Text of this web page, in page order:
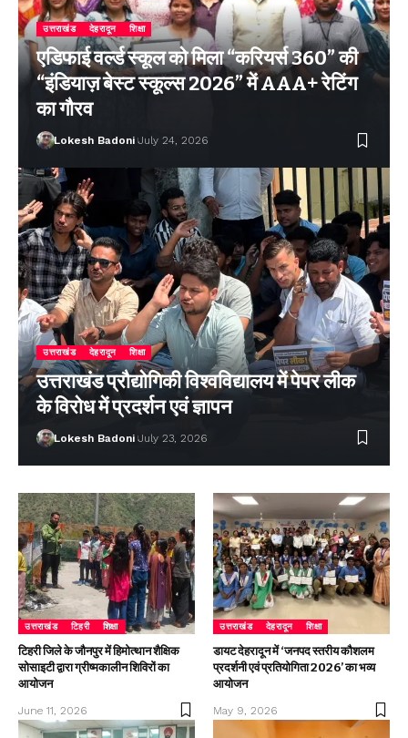
उत्तराखंड देहरादून शिक्षा
एडिफाई वर्ल्ड स्कूल को मिला “करियर्स 360” की
“इंडियाज़ बेस्ट स्कूल्स 2026” में AAA+ रेटिंग
का गौरव
Lokesh Badoni July 24, 2026
उत्तराखंड देहरादून शिक्षा
उत्तराखंड प्रौद्योगिकी विश्वविद्यालय में पेपर लीक
के विरोध में प्रदर्शन एवं ज्ञापन
Lokesh Badoni July 23, 2026
उत्तराखंड टिहरी शिक्षा
टिहरी जिले के जौनपुर में हिमोत्थान शैक्षिक
सोसाइटी द्वारा ग्रीष्मकालीन शिविरों का
आयोजन
June 11, 2026
उत्तराखंड देहरादून शिक्षा
डायट देहरादून में ‘जनपद स्तरीय कौशलम
प्रदर्शनी एवं प्रतियोगिता 2026’ का भव्य
आयोजन
May 9, 2026